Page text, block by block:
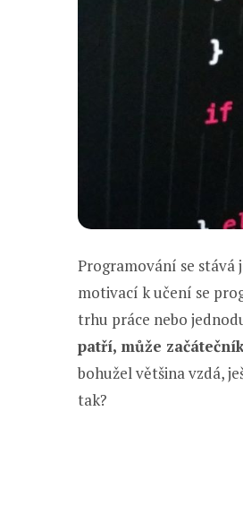
Programování se stává
motivací k učení se
trhu práce nebo
patří, může
bohužel většina vzdá,
tak?